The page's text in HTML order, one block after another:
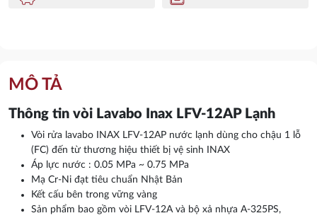
MÔ TẢ
Thông tin vòi Lavabo Inax LFV-12AP Lạnh
Vòi rửa lavabo INAX LFV-12AP nước lạnh dùng cho chậu 1 lỗ
(FC) đến từ thương hiệu thiết bị vệ sinh INAX
Áp lực nước : 0.05 MPa ~ 0.75 MPa
Mạ Cr-Ni đạt tiêu chuẩn Nhật Bản
Kết cấu bên trong vững vàng
Sản phẩm bao gồm vòi LFV-12A và bộ xả nhựa A-325PS,